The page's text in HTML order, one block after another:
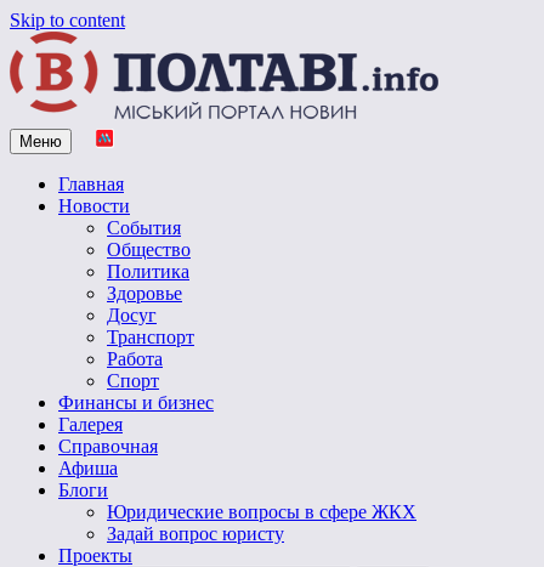
Skip to content
Vpoltave.info
Полтавский портал новостей
Меню
Главная
Новости
События
Общество
Политика
Здоровье
Досуг
Транспорт
Работа
Спорт
Финансы и бизнес
Галерея
Справочная
Афиша
Блоги
Юридические вопросы в сфере ЖКХ
Задай вопрос юристу
Проекты